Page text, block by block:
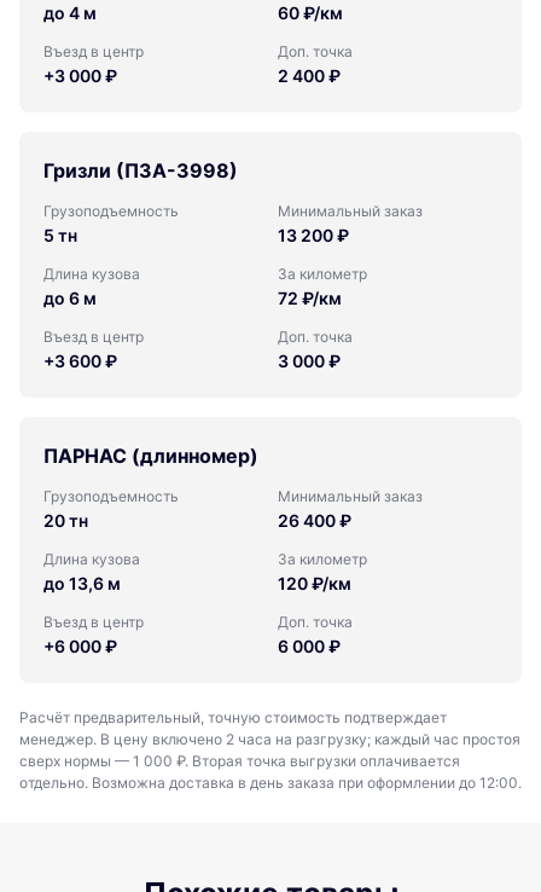
до 4 м 60 ₽/км
Въезд в центр
+3 000 ₽
Доп. точка
2 400 ₽
Гризли (ПЗА-3998)
Грузоподъемность
5 тн
Минимальный заказ
13 200 ₽
Длина кузова
до 6 м
За километр
72 ₽/км
Въезд в центр
+3 600 ₽
Доп. точка
3 000 ₽
ПАРНАС (длинномер)
Грузоподъемность
20 тн
Минимальный заказ
26 400 ₽
Длина кузова
до 13,6 м
За километр
120 ₽/км
Въезд в центр
+6 000 ₽
Доп. точка
6 000 ₽
Расчёт предварительный, точную стоимость подтверждает
менеджер. В цену включено 2 часа на разгрузку; каждый час простоя
сверх нормы — 1 000 ₽. Вторая точка выгрузки оплачивается
отдельно. Возможна доставка в день заказа при оформлении до 12:00.